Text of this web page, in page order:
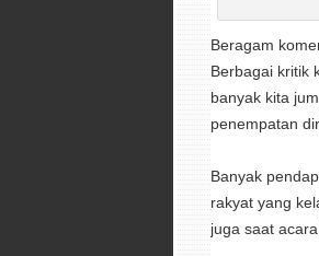
Beragam
Berbagai kritik
banyak kita
penempatan
Banyak
rakyat yang
juga saat